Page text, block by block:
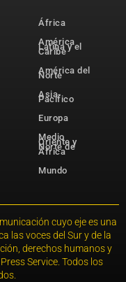
África
América
Latina y el
Caribe
América del
Norte
Asia-
Pacífico
Europa
Medio
Oriente y
Norte de
África
Mundo
cuyo eje es una
las voces del Sur y de la
derechos humanos y
Service. Todos los